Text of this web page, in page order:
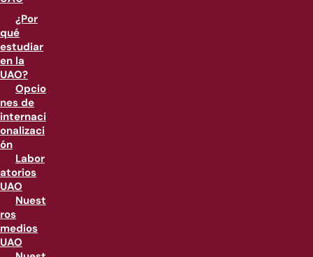
¿Por
qué
estudiar
en la
UAO?
Opcio
nes de
internaci
onalizaci
ón
Labor
atorios
UAO
Nuest
ros
medios
UAO